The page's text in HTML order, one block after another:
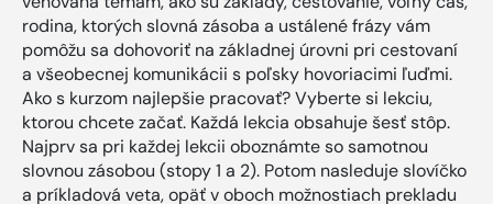
rodina, ktorých slovná zásoba a ustálené frázy vám
pomôžu sa dohovoriť na základnej úrovni pri cestovaní
a všeobecnej komunikácii s poľsky hovoriacimi ľuďmi.
Ako s kurzom najlepšie pracovať? Vyberte si lekciu,
ktorou chcete začať. Každá lekcia obsahuje šesť stôp.
Najprv sa pri každej lekcii oboznámte so samotnou
slovnou zásobou (stopy 1 a 2). Potom nasleduje slovíčko
a príkladová veta, opäť v oboch možnostiach prekladu